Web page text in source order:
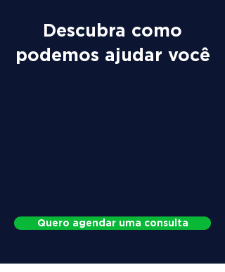
Descubra como
podemos ajudar você
Quero agendar uma consulta